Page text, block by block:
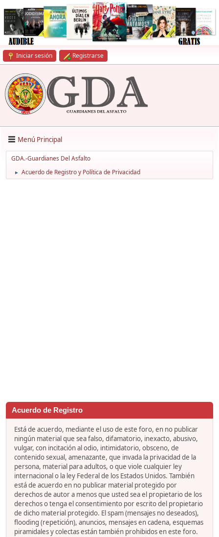
Iniciar sesión Registrarse
Menú Principal
GDA.-Guardianes Del Asfalto
► Acuerdo de Registro y Política de Privacidad
Acuerdo de Registro
Está de acuerdo, mediante el uso de este foro, en no publicar
ningún material que sea falso, difamatorio, inexacto, abusivo,
vulgar, con incitación al odio, intimidatorio, obsceno, de
contenido sexual, amenazante, que invada la privacidad de la
persona, material para adultos, o que viole cualquier ley
internacional o la ley Federal de los Estados Unidos. También
está de acuerdo en no publicar material protegido por
derechos de autor a menos que usted sea el propietario de los
derechos o tenga el consentimiento por escrito del propietario
de dicho material protegido. El spam (mensajes no deseados),
flooding (repetición), anuncios, mensajes en cadena, esquemas
piramidales y colectas están también prohibidos en este foro.